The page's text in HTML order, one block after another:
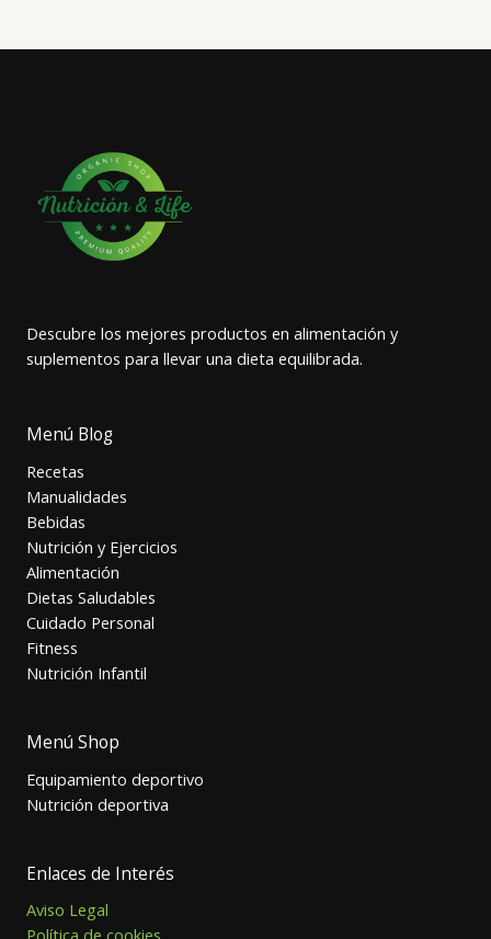
Descubre los mejores productos en alimentación y
suplementos para llevar una dieta equilibrada.
Menú Blog
Recetas
Manualidades
Bebidas
Nutrición y Ejercicios
Alimentación
Dietas Saludables
Cuidado Personal
Fitness
Nutrición Infantil
Menú Shop
Equipamiento deportivo
Nutrición deportiva
Enlaces de Interés
Aviso Legal